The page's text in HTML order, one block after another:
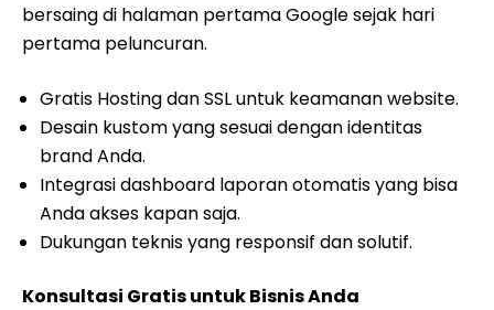
bersaing di halaman pertama Google sejak hari
pertama peluncuran.
Gratis Hosting dan SSL untuk keamanan website.
Desain kustom yang sesuai dengan identitas
brand Anda.
Integrasi dashboard laporan otomatis yang bisa
Anda akses kapan saja.
Dukungan teknis yang responsif dan solutif.
Konsultasi Gratis untuk Bisnis Anda